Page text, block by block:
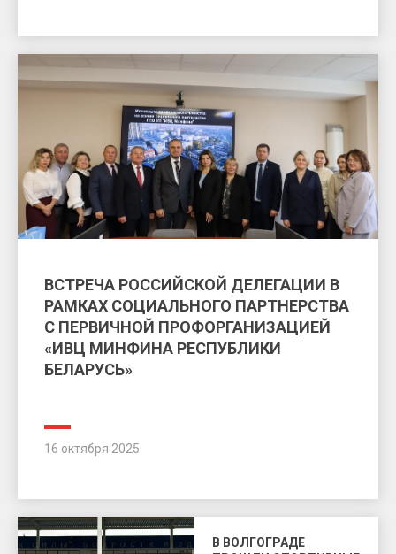
ВСТРЕЧА РОССИЙСКОЙ ДЕЛЕГАЦИИ В
РАМКАХ СОЦИАЛЬНОГО ПАРТНЕРСТВА
С ПЕРВИЧНОЙ ПРОФОРГАНИЗАЦИЕЙ
«ИВЦ МИНФИНА РЕСПУБЛИКИ
БЕЛАРУСЬ»
16 октября 2025
В ВОЛГОГРАДЕ